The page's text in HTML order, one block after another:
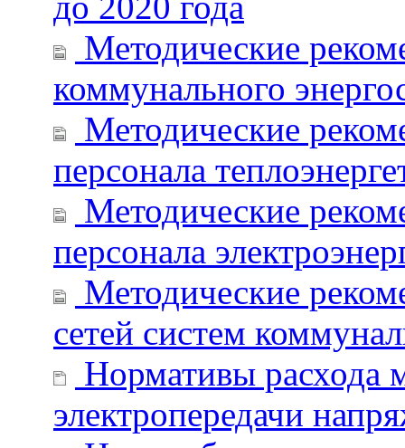
Методические
коммунального
Методические
персонала
Методические
персонала
Методические
сетей систем
Нормативы расхода
электропередачи